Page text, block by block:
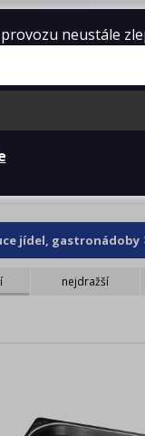
Reference
jídel, gastronádoby
nejdražší
neustále